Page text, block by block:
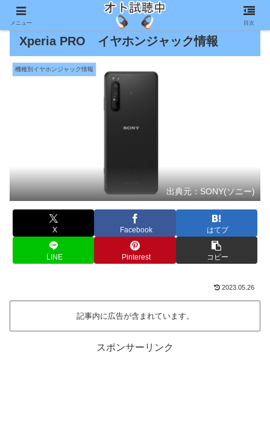
Xperia PRO イヤホンジャック情報
機種別イヤホンジャック情報
出典元：SONY(ソニー)
X Facebook はてブ
LINE Pinterest コピー
2023.05.26
記事内に広告が含まれています。
スポンサーリンク
メニュー 目次